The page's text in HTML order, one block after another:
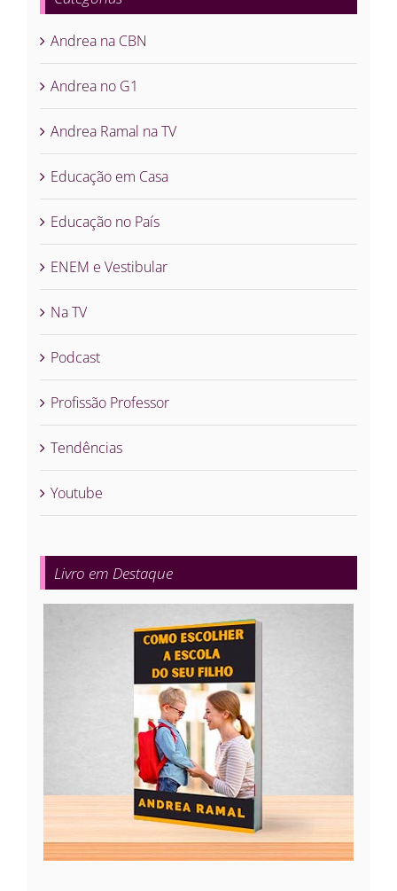
Andrea na CBN
Andrea no G1
Andrea Ramal na TV
Educação em Casa
Educação no País
ENEM e Vestibular
Na TV
Podcast
Profissão Professor
Tendências
Youtube
Livro em Destaque